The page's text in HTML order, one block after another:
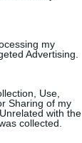
my
Advertising.
Use,
Sharing of my
with the
collected.